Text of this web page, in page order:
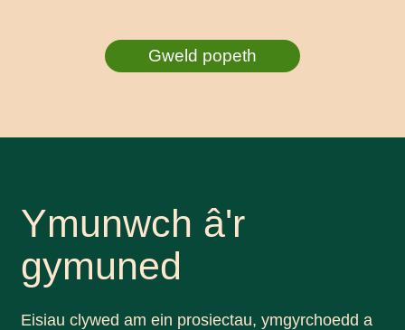
Gweld popeth
Ymunwch â'r
gymuned
Eisiau clywed am ein prosiectau, ymgyrchoedd a